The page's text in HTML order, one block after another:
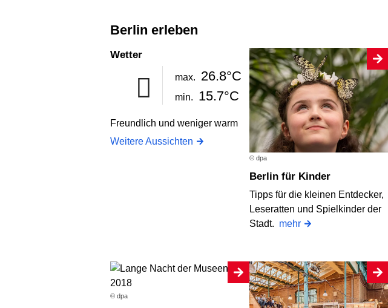
Berlin erleben
Wetter
max. 26.8°C
min. 15.7°C
Freundlich und weniger warm
Weitere Aussichten
© dpa
Berlin für Kinder
Tipps für die kleinen Entdecker,
Leseratten und Spielkinder der
Stadt. mehr
© dpa